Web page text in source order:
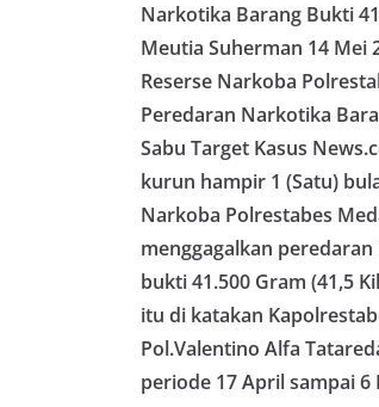
Narkotika Barang Bukti
Meutia Suherman 14 Mei
Reserse Narkoba
Peredaran Narkotika
Sabu Target Kasus
kurun hampir 1 (Satu)
Narkoba Polrestabes
menggagalkan
bukti 41.500 Gram (41,5
itu di katakan
Pol.Valentino Alfa
periode 17 April sampai 6